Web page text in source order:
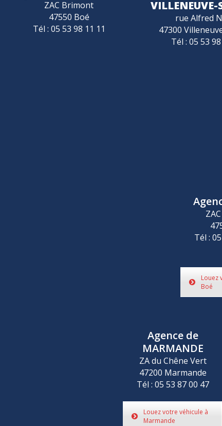
ZAC Brimont
47550 Boé
Tél : 05 53 98 11 11
VILLENEUVE-
rue Alfred
47300
Tél : 05 53
Tél :
Louez
Boé
Agence de
MARMANDE
ZA du Chêne Vert
47200 Marmande
Tél : 05 53 87 00 47
Louez votre véhicule à
Marmande